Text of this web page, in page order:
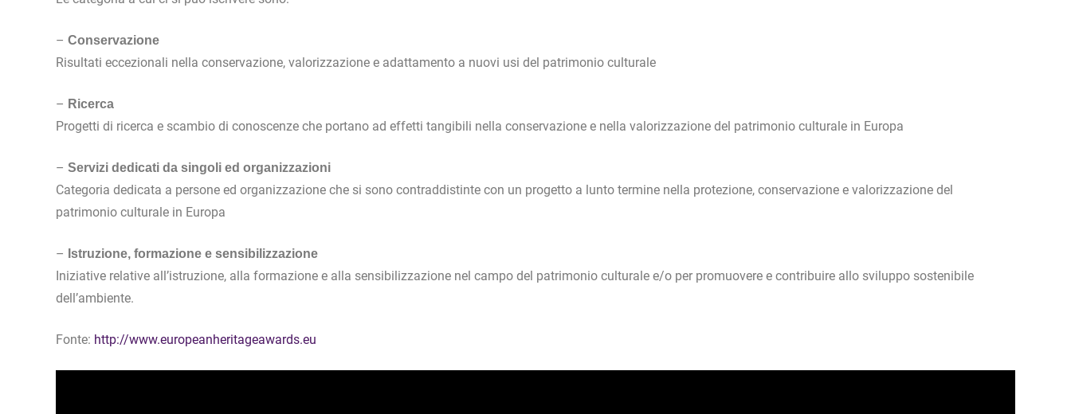
– Conservazione
Risultati eccezionali nella conservazione, valorizzazione e adattamento a nuovi usi del patrimonio culturale
– Ricerca
Progetti di ricerca e scambio di conoscenze che portano ad effetti tangibili nella conservazione e nella valorizzazione del patrimonio culturale in Europa
– Servizi dedicati da singoli ed organizzazioni
Categoria dedicata a persone ed organizzazione che si sono contraddistinte con un progetto a lunto termine nella protezione, conservazione e valorizzazione del
patrimonio culturale in Europa
– Istruzione, formazione e sensibilizzazione
Iniziative relative all’istruzione, alla formazione e alla sensibilizzazione nel campo del patrimonio culturale e/o per promuovere e contribuire allo sviluppo sostenibile
dell’ambiente.
Fonte: http://www.europeanheritageawards.eu